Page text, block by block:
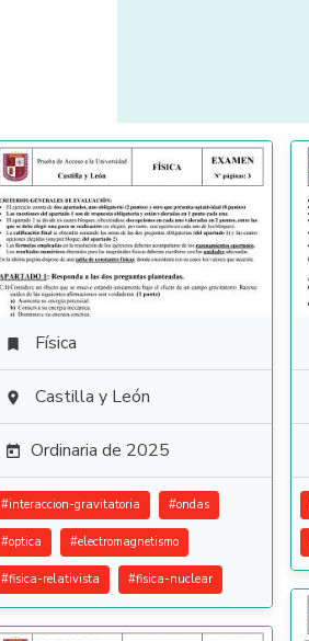
 Física
 Castilla y León
 Ordinaria de 2025
#interaccion-gravitatoria #ondas
#optica #electromagnetismo
#fisica-relativista #fisica-nuclear